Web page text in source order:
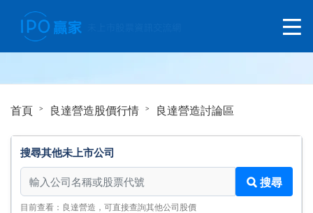
首頁 良達營造股價行情 良達營造討論區
搜尋其他未上市公司
搜尋其他未上市公司
搜尋
目前查看：良達營造，可直接查詢其他公司股價